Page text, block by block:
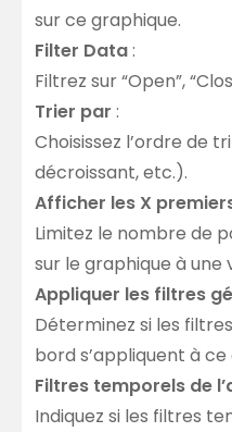
sur ce graphique.
Filter Data:
Filtrez sur “Open”,
Trier par :
Choisissez l’ordre de
décroissant, etc.).
Afficher les X
Limitez le nombre de
sur le graphique à
Appliquer les filtres
Déterminez si les
bord s’appliquent à
Filtres temporels de
Indiquez si les filtres